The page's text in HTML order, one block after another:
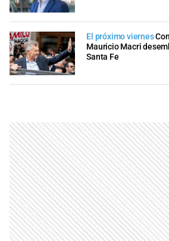
El próximo viernes
Mauricio Macri
Santa Fe